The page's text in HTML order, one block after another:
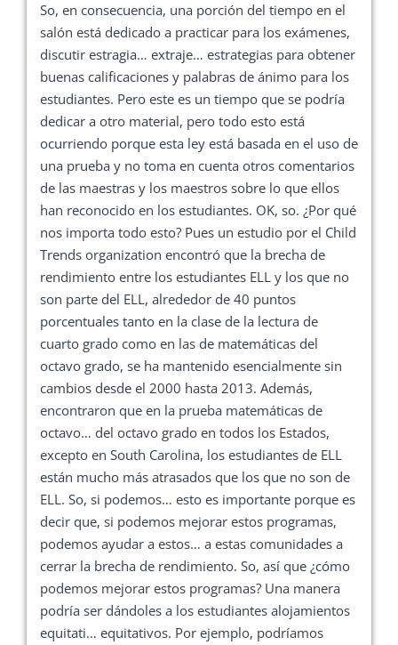
So, en consecuencia, una porción del tiempo en el
salón está dedicado a practicar para los exámenes,
discutir estragia… extraje… estrategias para obtener
buenas calificaciones y palabras de ánimo para los
estudiantes. Pero este es un tiempo que se podría
dedicar a otro material, pero todo esto está
ocurriendo porque esta ley está basada en el uso de
una prueba y no toma en cuenta otros comentarios
de las maestras y los maestros sobre lo que ellos
han reconocido en los estudiantes. OK, so. ¿Por qué
nos importa todo esto? Pues un estudio por el Child
Trends organization encontró que la brecha de
rendimiento entre los estudiantes ELL y los que no
son parte del ELL, alrededor de 40 puntos
porcentuales tanto en la clase de la lectura de
cuarto grado como en las de matemáticas del
octavo grado, se ha mantenido esencialmente sin
cambios desde el 2000 hasta 2013. Además,
encontraron que en la prueba matemáticas de
octavo… del octavo grado en todos los Estados,
excepto en South Carolina, los estudiantes de ELL
están mucho más atrasados que los que no son de
ELL. So, si podemos… esto es importante porque es
decir que, si podemos mejorar estos programas,
podemos ayudar a estos… a estas comunidades a
cerrar la brecha de rendimiento. So, así que ¿cómo
podemos mejorar estos programas? Una manera
podría ser dándoles a los estudiantes alojamientos
equitati… equitativos. Por ejemplo, podríamos